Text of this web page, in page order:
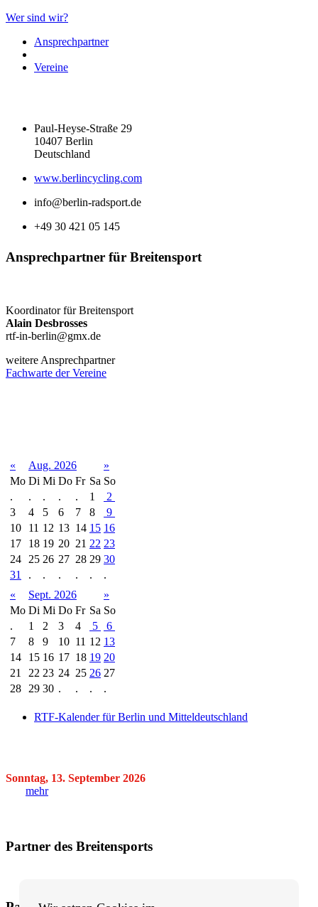
Wer sind wir?
Ansprechpartner
Vereine
Paul-Heyse-Straße 29
10407 Berlin
Deutschland
www.berlincycling.com
info@berlin-radsport.de
+49 30 421 05 145
Ansprechpartner für Breitensport
Koordinator für Breitensport
Alain Desbrosses
rtf-in-berlin@gmx.de
weitere Ansprechpartner
Fachwarte der Vereine
« Aug. 2026
»
Mo Di Mi Do Fr Sa So
.
. . . . 1
2
3
4 5 6 7 8
9
10
11 12 13 14 15 16
17
18 19 20 21 22 23
24
25 26 27 28 29 30
31
. . . . .
.
«
Sept. 2026
»
Mo Di Mi Do Fr Sa So
.
1 2 3 4 5
6
7
8 9 10 11 12 13
14
15 16 17 18 19 20
21
22 23 24 25 26 27
28
29 30 . . . .
RTF-Kalender für Berlin und Mitteldeutschland
Sonntag, 13. September 2026
mehr
Partner des Breitensports